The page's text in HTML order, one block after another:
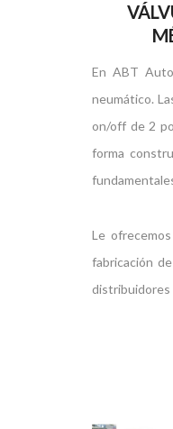
En ABT
neumático.
on/off de 2
forma
Le
fabricación
distribuidores